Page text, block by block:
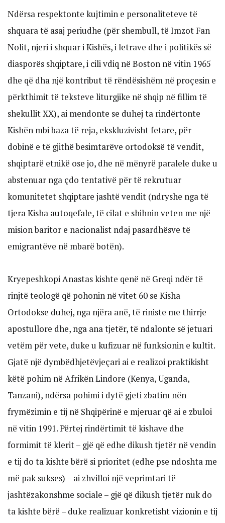
Ndërsa respektonte kujtimin e personaliteteve të
shquara të asaj periudhe (për shembull, të Imzot Fan
Nolit, njeri i shquar i Kishës, i letrave dhe i politikës së
diasporës shqiptare, i cili vdiq në Boston në vitin 1965
dhe që dha një kontribut të rëndësishëm në proçesin e
përkthimit të teksteve liturgjike në shqip në fillim të
shekullit XX), ai mendonte se duhej ta rindërtonte
Kishën mbi baza të reja, ekskluzivisht fetare, për
dobinë e të gjithë besimtarëve ortodoksë të vendit,
shqiptarë etnikë ose jo, dhe në mënyrë paralele duke u
abstenuar nga çdo tentativë për të rekrutuar
komunitetet shqiptare jashtë vendit (ndryshe nga të
tjera Kisha autoqefale, të cilat e shihnin veten me një
mision baritor e nacionalist ndaj pasardhësve të
emigrantëve në mbarë botën).
Kryepeshkopi Anastas kishte qenë në Greqi ndër të
rinjtë teologë që pohonin në vitet 60 se Kisha
Ortodokse duhej, nga njëra anë, të riniste me thirrje
apostullore dhe, nga ana tjetër, të ndalonte së jetuari
vetëm për vete, duke u kufizuar në funksionin e kultit.
Gjatë një dymbëdhjetëvjeçari ai e realizoi praktikisht
këtë pohim në Afrikën Lindore (Kenya, Uganda,
Tanzani), ndërsa pohimi i dytë gjeti zbatim nën
frymëzimin e tij në Shqipërinë e mjeruar që ai e zbuloi
në vitin 1991. Përtej rindërtimit të kishave dhe
formimit të klerit – gjë që edhe dikush tjetër në vendin
e tij do ta kishte bërë si prioritet (edhe pse ndoshta me
më pak sukses) – ai zhvilloi një veprimtari të
jashtëzakonshme sociale – gjë që dikush tjetër nuk do
ta kishte bërë – duke realizuar konkretisht vizionin e tij